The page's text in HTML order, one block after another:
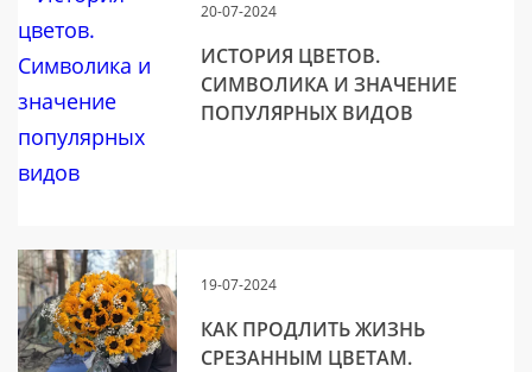
20-07-2024
ИСТОРИЯ ЦВЕТОВ.
СИМВОЛИКА И ЗНАЧЕНИЕ
ПОПУЛЯРНЫХ ВИДОВ
19-07-2024
КАК ПРОДЛИТЬ ЖИЗНЬ
СРЕЗАННЫМ ЦВЕТАМ.